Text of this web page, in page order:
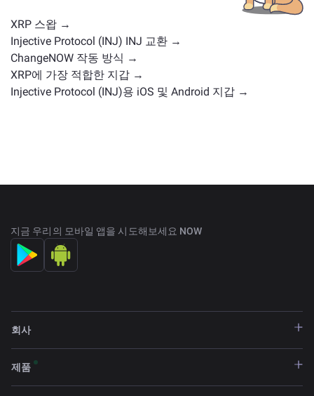
XRP 스왑 →
Injective Protocol (INJ) INJ 교환 →
ChangeNOW 작동 방식 →
XRP에 가장 적합한 지갑 →
Injective Protocol (INJ)용 iOS 및 Android 지갑 →
지금 우리의 모바일 앱을 시도해보세요 NOW
회사
제품